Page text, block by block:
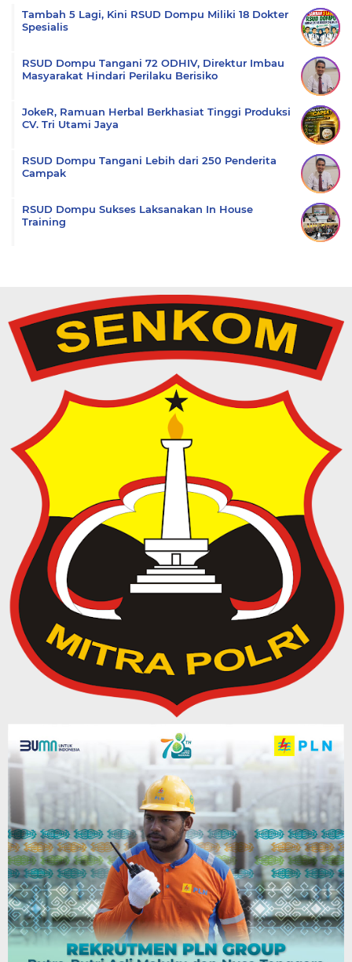
Tambah 5 Lagi, Kini RSUD Dompu Miliki 18 Dokter
Spesialis
RSUD Dompu Tangani 72 ODHIV, Direktur Imbau
Masyarakat Hindari Perilaku Berisiko
JokeR, Ramuan Herbal Berkhasiat Tinggi Produksi
CV. Tri Utami Jaya
RSUD Dompu Tangani Lebih dari 250 Penderita
Campak
RSUD Dompu Sukses Laksanakan In House
Training